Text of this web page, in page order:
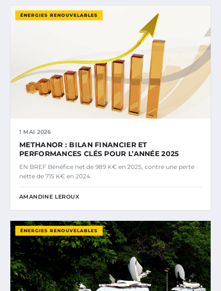
ÉNERGIES RENOUVELABLES
1 MAI 2026
METHANOR : BILAN FINANCIER ET
PERFORMANCES CLÉS POUR L’ANNÉE 2025
EN BREF Bénéfice net de 989 K€ en 2025, contre une perte
nette de 715 K€ en 2024.
AMANDINE LEROUX
ÉNERGIES RENOUVELABLES